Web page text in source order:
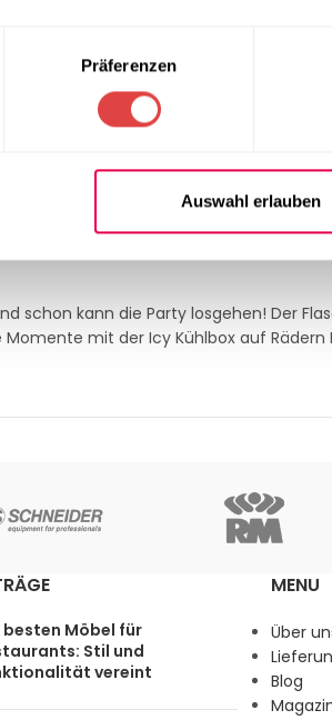
Präferenzen
Auswahl erlauben
schon kann die Party losgehen! Der
mit der Icy Kühlbox auf Rädern
besten Möbel für
Stil und
vereint
MENU
Über
Blog